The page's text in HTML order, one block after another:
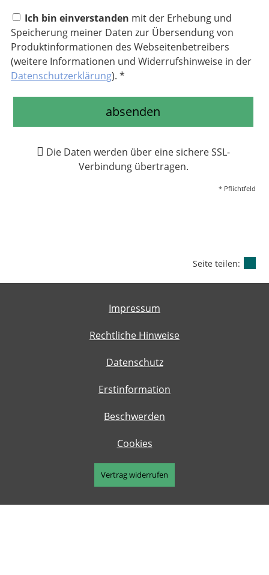
Ich bin einverstanden mit der Erhebung und
Speicherung meiner Daten zur Übersendung von
Produktinformationen des Webseitenbetreibers
(weitere Informationen und Widerrufshinweise in der
Datenschutzerklärung). *
absenden
Die Daten werden über eine sichere SSL-
Verbindung übertragen.
* Pflichtfeld
Seite teilen:
Impressum
Rechtliche Hinweise
Datenschutz
Erstinformation
Beschwerden
Cookies
Vertrag widerrufen